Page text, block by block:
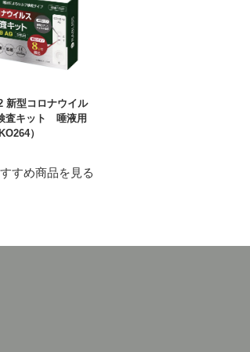
新型コロナウイル
査キット 唾液用
）
すめ商品を見る